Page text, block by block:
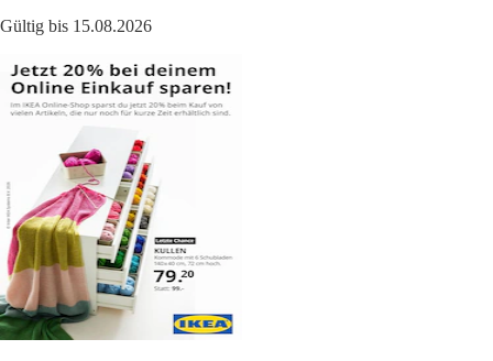
Gültig bis 15.08.2026